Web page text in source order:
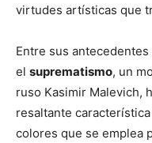
virtudes artísticas que
Entre sus
el suprematismo, un
ruso Kasimir Malevich,
resaltante
colores que se emplea